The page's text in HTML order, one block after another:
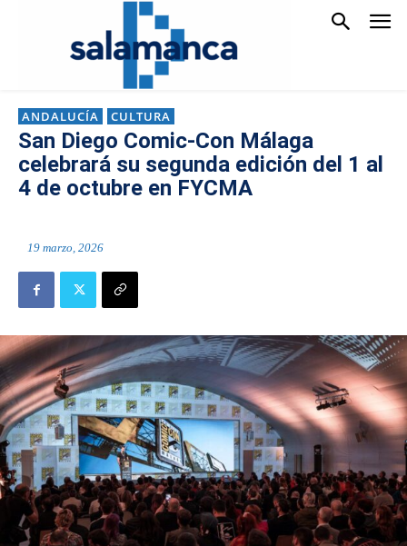
ANDALUCÍA CULTURA
San Diego Comic-Con Málaga
celebrará su segunda edición del 1 al
4 de octubre en FYCMA
19 marzo, 2026